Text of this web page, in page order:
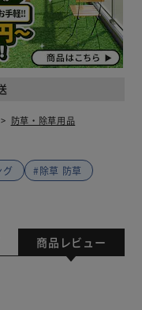
防草・除草用品
グ
#除草 防草
商品レビュー